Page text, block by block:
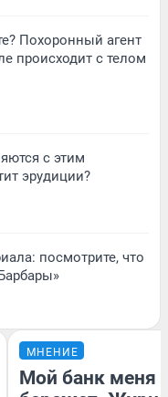
Похоронный агент
происходит с телом
с этим
эрудиции?
посмотрите, что
МНЕНИЕ
Мой банк меня